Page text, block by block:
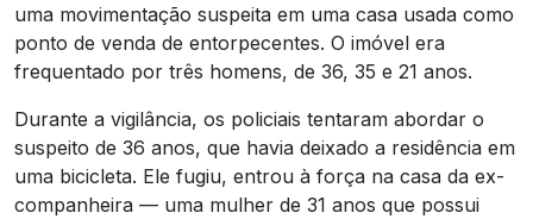
uma movimentação suspeita em uma casa usada como
ponto de venda de entorpecentes. O imóvel era
frequentado por três homens, de 36, 35 e 21 anos.
Durante a vigilância, os policiais tentaram abordar o
suspeito de 36 anos, que havia deixado a residência em
uma bicicleta. Ele fugiu, entrou à força na casa da ex-
companheira — uma mulher de 31 anos que possui